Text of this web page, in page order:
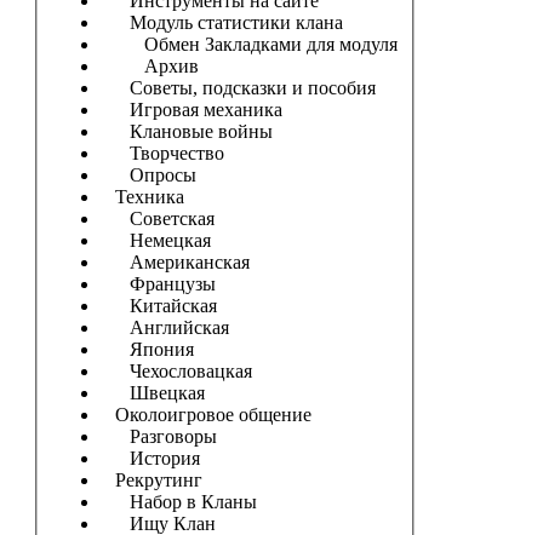
Модуль статистики клана
Обмен Закладками для модуля
Архив
Советы, подсказки и пособия
Игровая механика
Клановые войны
Творчество
Опросы
Техника
Советская
Немецкая
Американская
Французы
Китайская
Английская
Япония
Чехословацкая
Швецкая
Околоигровое общение
Разговоры
История
Рекрутинг
Набор в Кланы
Ищу Клан